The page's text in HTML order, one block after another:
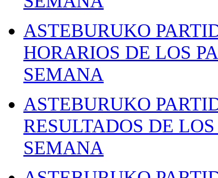
ASTEBURUKO
HORARIOS DE LOS
SEMANA
ASTEBURUKO
RESULTADOS DE
SEMANA